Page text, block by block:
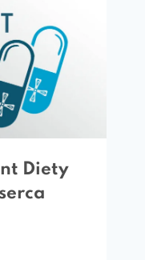
Diety